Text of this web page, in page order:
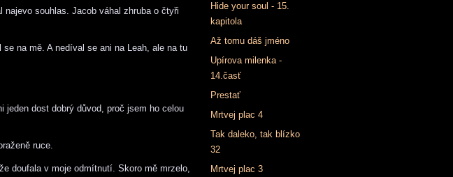
souhlas. Jacob váhal zhruba o čtyři
na mě. A nedíval se ani na Leah, ale na tu
dost dobrý důvod, proč jsem ho celou
ruce.
doufala v moje odmítnutí. Skoro mě mrzelo,
Hide your soul - 15.
kapitola
Až tomu dáš jméno
Upírova milenka -
14.časť
Prestať
Mrtvej plac 4
Tak daleko, tak blízko
32
Mrtvej plac 3